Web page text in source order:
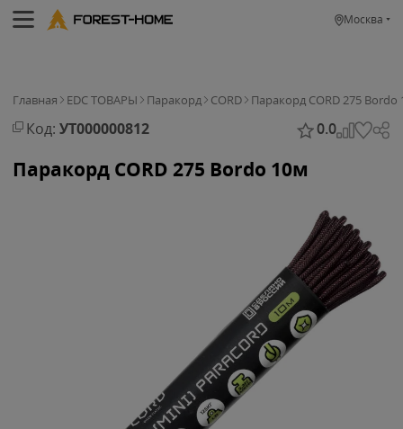
Москва
Главная EDC ТОВАРЫ Паракорд CORD Паракорд CORD 275 Bordo
Код: УТ000000812 0.0
Паракорд CORD 275 Bordo 10м